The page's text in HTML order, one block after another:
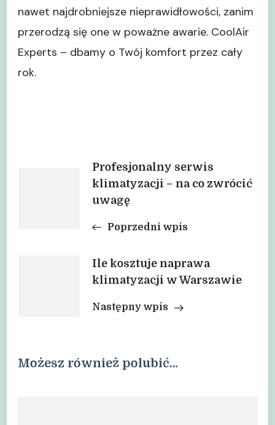
nawet najdrobniejsze nieprawidłowości, zanim
przerodzą się one w poważne awarie. CoolAir
Experts – dbamy o Twój komfort przez cały
rok.
Nawigacja
wpisu
Profesjonalny serwis
klimatyzacji – na co zwrócić
uwagę
Poprzedni wpis
Ile kosztuje naprawa
klimatyzacji w Warszawie
Następny wpis
Możesz również polubić…